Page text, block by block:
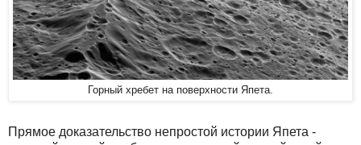
Горный хребет на поверхности Япета.
Прямое доказательство непростой истории Япета -